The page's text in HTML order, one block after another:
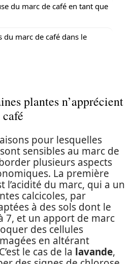
du marc de café en tant que
du marc de café dans le
plantes n’apprécient
pour lesquelles
sensibles au marc de
plusieurs aspects
La première
l’acidité du marc, qui a un
calcicoles, par
à des sols dont le
7, et un apport de marc
des cellules
en altérant
le cas de la lavande,